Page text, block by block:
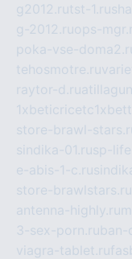
g2012.rutst-1.ru
g-2012.ruops-
poka-vse-
tehosmotre.ru
raytor-d.ru
store-brawl-
sindika-01.rusp-
e-abis-1-c.ru
store-brawlstars.ru
antenna-highly.ru
3-sex-porn.ruban-
viagra-tablet.ru